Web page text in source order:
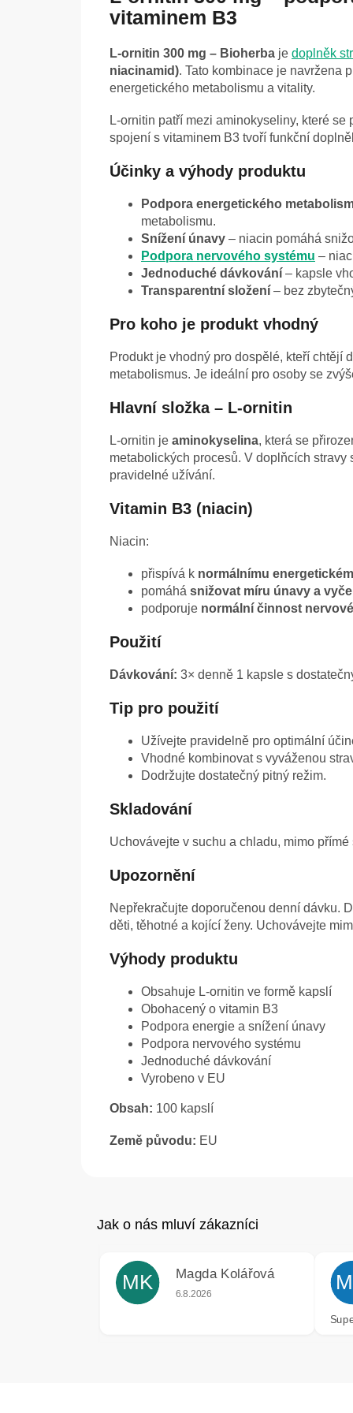
vitaminem B3
L-ornitin 300 mg – Bioherba je doplněk
niacinamid). Tato kombinace je navržena
energetického metabolismu a vitality.
L-ornitin patří mezi aminokyseliny, které
spojení s vitaminem B3 tvoří funkční
Účinky a výhody produktu
Podpora energetického
metabolismu.
Snížení únavy – niacin pomáhá
Podpora nervového systému –
Jednoduché dávkování – kapsle
Transparentní složení – bez
Pro koho je produkt vhodný
Produkt je vhodný pro dospělé, kteří chtějí
metabolismus. Je ideální pro osoby se
Hlavní složka – L-ornitin
L-ornitin je aminokyselina, která se
metabolických procesů. V doplňcích
pravidelné užívání.
Vitamin B3 (niacin)
Niacin:
přispívá k normálnímu
pomáhá snižovat míru únavy a
podporuje normální činnost
Použití
Dávkování: 3× denně 1 kapsle s
Tip pro použití
Užívejte pravidelně pro optimální
Vhodné kombinovat s vyváženou
Dodržujte dostatečný pitný režim.
Skladování
Uchovávejte v suchu a chladu, mimo
Upozornění
Nepřekračujte doporučenou denní dávku.
děti, těhotné a kojící ženy. Uchovávejte
Výhody produktu
Obsahuje L-ornitin ve formě kapslí
Obohacený o vitamin B3
Podpora energie a snížení únavy
Podpora nervového systému
Jednoduché dávkování
Vyrobeno v EU
Obsah: 100 kapslí
Země původu: EU
MK Magda Kolářová
Hodnocení obchodu je 5 z 5
6.8.2026